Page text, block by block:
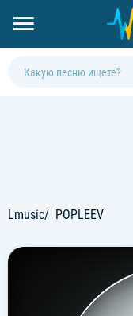
Lmusic POPLEEV